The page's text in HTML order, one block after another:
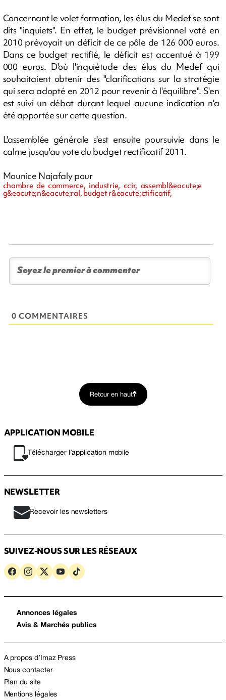
Concernant le volet formation, les élus du Medef se sont
dits "inquiets". En effet, le budget prévisionnel voté en
2010 prévoyait un déficit de ce pôle de 126 000 euros.
Dans ce budget rectifié, le déficit est accentué à 199
000 euros. D'où l'inquiétude des élus du Medef qui
souhaitaient obtenir des "clarifications sur la stratégie
qui sera adopté en 2012 pour revenir à l'équilibre". S'en
est suivi un débat durant lequel aucune indication n'a
été apportée sur cette question.
L'assemblée générale s'est ensuite poursuivie dans le
calme jusqu'au vote du budget rectificatif 2011.
Mounice Najafaly pour
chambre de commerce, industrie, ccir, assembl&eacute;e
g&eacute;n&eacute;ral, budget r&eacute;ctificatif,
0 COMMENTAIRES
Retour en haut
APPLICATION MOBILE
Télécharger l’application mobile
NEWSLETTER
Recevoir les newsletters
SUIVEZ-NOUS SUR LES RÉSEAUX
Annonces légales
Avis & Marchés publics
A propos d’Imaz Press
Nous contacter
Plan du site
Mentions légales